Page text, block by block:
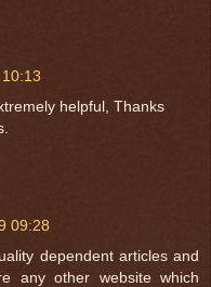
helpful, Thanks
09:28
dependent articles and
any other website which